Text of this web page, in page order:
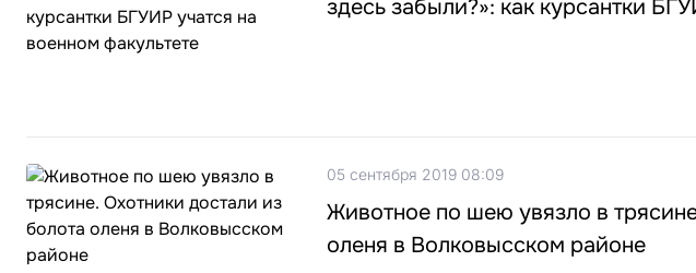
здесь забыли?»: как курсантки
05 сентября 2019 08:09
Животное по шею увязло в
оленя в Волковысском районе